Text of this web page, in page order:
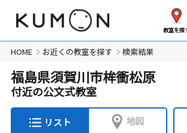
教室を探
HOME お近くの教室を探す 検索結果
福島県須賀川市桙衝松原
付近の公文式教室
リスト 地図